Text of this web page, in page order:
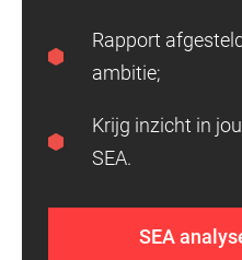
Rapport
ambitie;
Krijg inzicht in
SEA.
SEA